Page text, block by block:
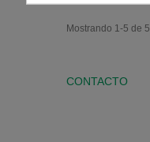
Mostrando 1-5 de
CONTACTO